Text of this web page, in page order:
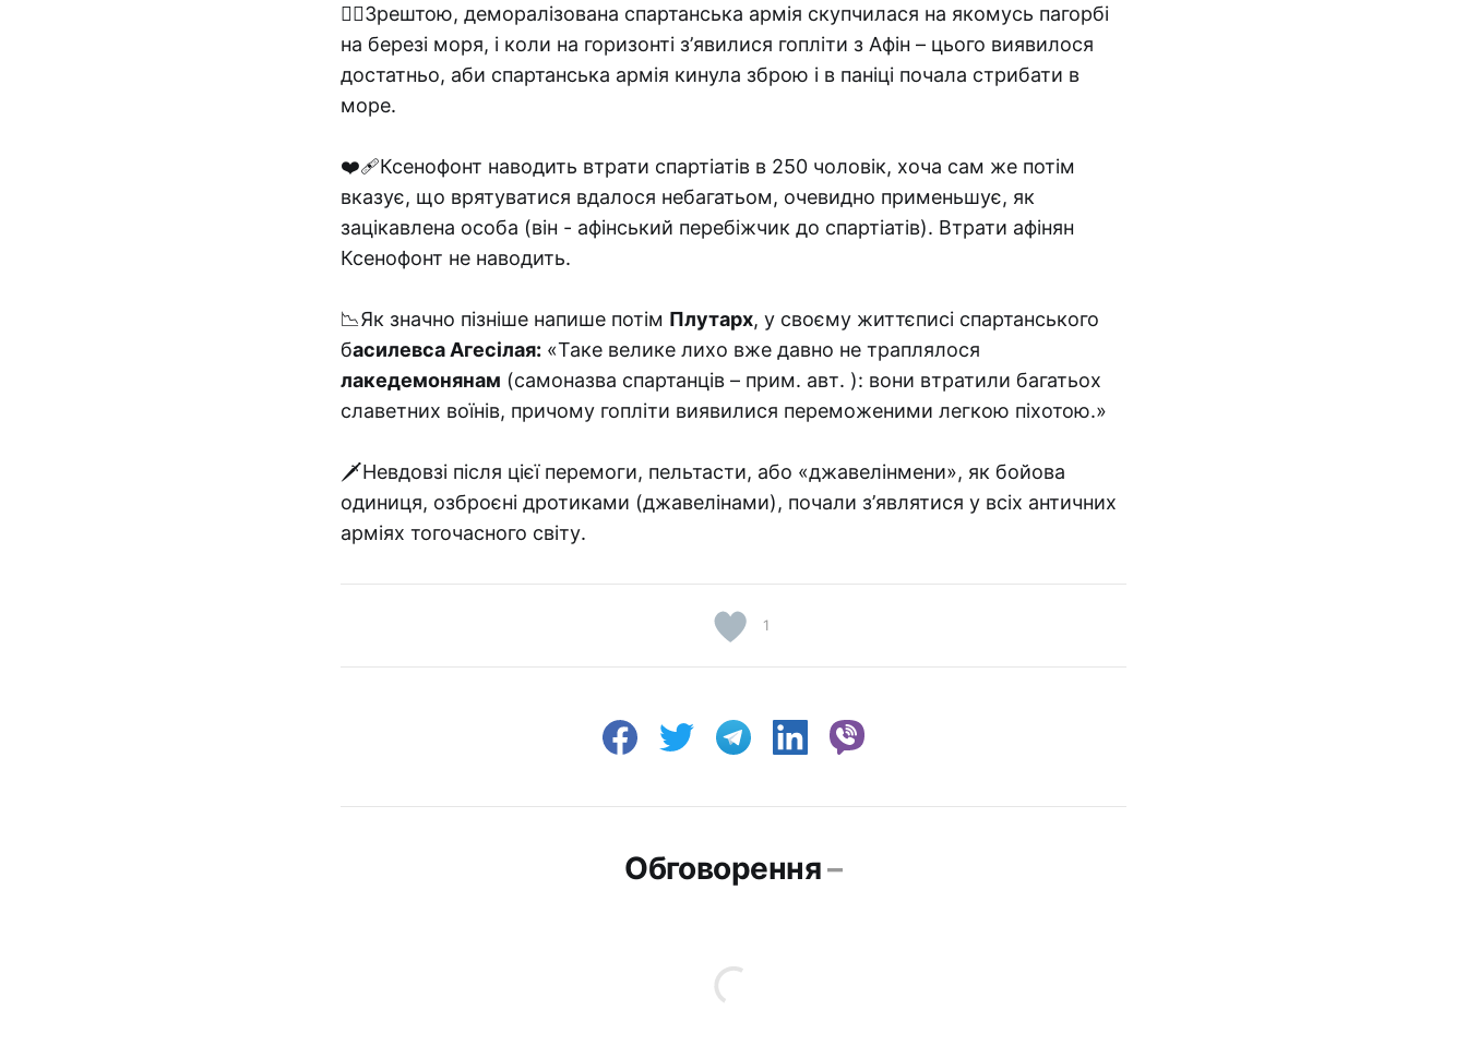
🏊‍♀️Зрештою, деморалізована спартанська армія скупчилася на якомусь пагорбі
на березі моря, і коли на горизонті з’явилися гопліти з Афін – цього виявилося
достатньо, аби спартанська армія кинула зброю і в паніці почала стрибати в
море.
❤️‍🩹Ксенофонт наводить втрати спартіатів в 250 чоловік, хоча сам же потім
вказує, що врятуватися вдалося небагатьом, очевидно применьшує, як
зацікавлена особа (він - афінський перебіжчик до спартіатів). Втрати афінян
Ксенофонт не наводить.
📉Як значно пізніше напише потім Плутарх, у своєму життєписі спартанського
басилевса Агесілая: «Таке велике лихо вже давно не траплялося
лакедемонянам (самоназва спартанців – прим. авт. ): вони втратили багатьох
славетних воїнів, причому гопліти виявилися переможеними легкою піхотою.»
🗡Невдовзі після цієї перемоги, пельтасти, або «джавелінмени», як бойова
одиниця, озброєні дротиками (джавелінами), почали з’являтися у всіх античних
арміях тогочасного світу.
1
Обговорення–